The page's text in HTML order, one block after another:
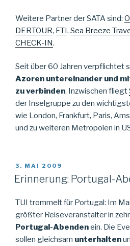
Weitere Partner der SATA sind:
DERTOUR, FTI, Sea Breeze
CHECK-IN.
Seit über 60 Jahren verpflichtet
Azoren untereinander und
zu verbinden. Inzwischen fliegt
der Inselgruppe zu den
wie London, Frankfurt, Paris,
und zu weiteren Metropolen in
VERÖFFENTLICHT
AM
3. MAI 2009
Erinnerung: Portugal-
TUI trommelt für Portugal: Im
größter Reiseveranstalter in
Portugal-Abendenein. Die
sollen gleichsam unterhalten